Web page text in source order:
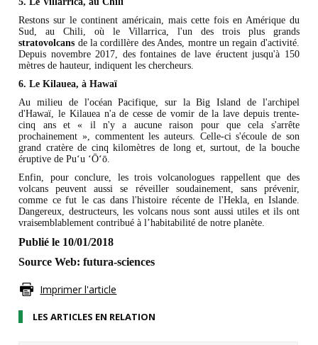
Restons sur le continent américain, mais cette fois en Amérique du
Sud, au Chili, où le Villarrica, l'un des trois plus grands
stratovolcans de la cordillère des Andes, montre un regain d'activité.
Depuis novembre 2017, des fontaines de lave éructent jusqu'à 150
mètres de hauteur, indiquent les chercheurs.
6. Le Kilauea, à Hawaï
Au milieu de l'océan Pacifique, sur la Big Island de l'archipel
d'Hawaï, le Kilauea n'a de cesse de vomir de la lave depuis trente-
cinq ans et « il n'y a aucune raison pour que cela s'arrête
prochainement », commentent les auteurs. Celle-ci s'écoule de son
grand cratère de cinq kilomètres de long et, surtout, de la bouche
éruptive de Puʻu ʻŌʻō.
Enfin, pour conclure, les trois volcanologues rappellent que des
volcans peuvent aussi se réveiller soudainement, sans prévenir,
comme ce fut le cas dans l'histoire récente de l'Hekla, en Islande.
Dangereux, destructeurs, les volcans nous sont aussi utiles et ils ont
vraisemblablement contribué à l’habitabilité de notre planète.
Publié le 10/01/2018
Source Web: futura-sciences
Imprimer l'article
LES ARTICLES EN RELATION